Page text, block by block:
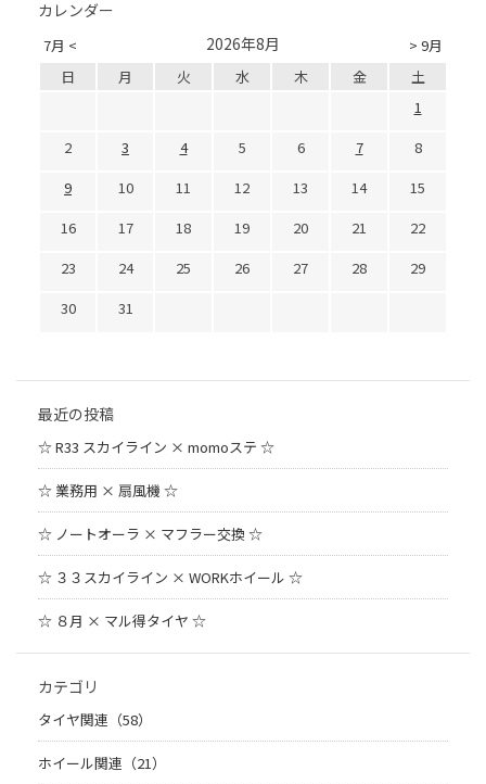
カレンダー
7月 < > 9月
2026年8月
日 月 火 水 木 金
土
1
2
3 4 5 6 7
8
9
10 11 12 13 14
15
16
17 18 19 20 21
22
23
24 25 26 27 28
29
30
31
最近の投稿
☆ R33 スカイライン × momoステ ☆
☆ 業務用 × 扇風機 ☆
☆ ノートオーラ × マフラー交換 ☆
☆ ３３スカイライン × WORKホイール ☆
☆ ８月 × マル得タイヤ ☆
カテゴリ
タイヤ関連（58）
ホイール関連（21）